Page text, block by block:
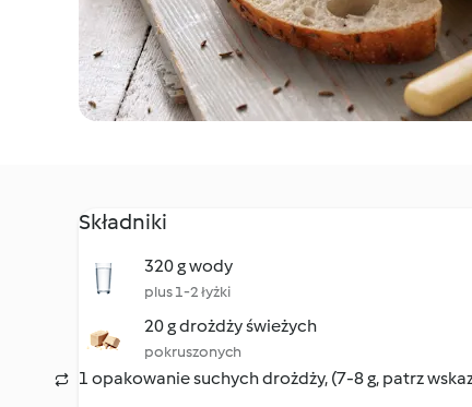
Składniki
320 g wody
plus 1-2 łyżki
20 g drożdży świeżych
pokruszonych
1 opakowanie suchych drożdży, (7-8 g, patrz